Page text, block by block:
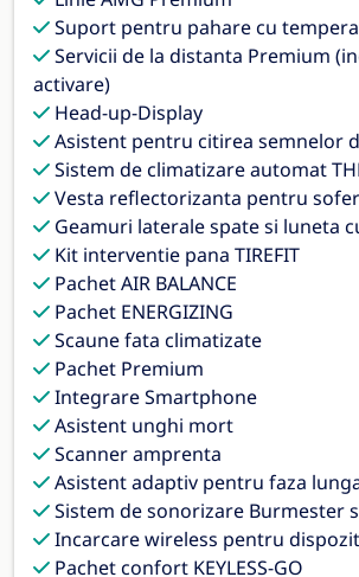
Suport pentru pahare cu
Servicii de la distanta Premium
activare)
Head-up-Display
Asistent pentru citirea semnelor
Sistem de climatizare automat
Vesta reflectorizanta pentru sofer
Geamuri laterale spate si luneta
Kit interventie pana TIREFIT
Pachet AIR BALANCE
Pachet ENERGIZING
Scaune fata climatizate
Pachet Premium
Integrare Smartphone
Asistent unghi mort
Scanner amprenta
Asistent adaptiv pentru faza
Sistem de sonorizare Burmester
Incarcare wireless pentru
Pachet confort KEYLESS-GO